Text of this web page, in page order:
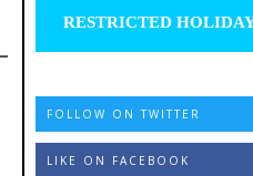
RESTRICTED
FOLLOW ON TWITTER
LIKE ON FACEBOOK